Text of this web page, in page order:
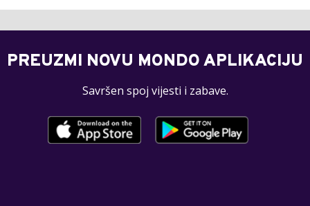
PREUZMI NOVU MONDO APLIKACIJU
Savršen spoj vijesti i zabave.